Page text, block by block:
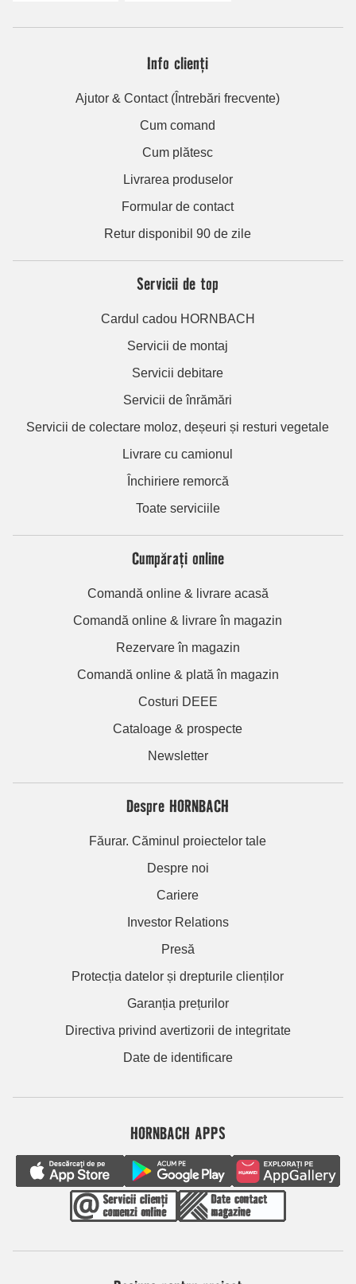
Info clienți
Ajutor & Contact (Întrebări frecvente)
Cum comand
Cum plătesc
Livrarea produselor
Formular de contact
Retur disponibil 90 de zile
Servicii de top
Cardul cadou HORNBACH
Servicii de montaj
Servicii debitare
Servicii de înrămări
Servicii de colectare moloz, deșeuri și resturi vegetale
Livrare cu camionul
Închiriere remorcă
Toate serviciile
Cumpărați online
Comandă online & livrare acasă
Comandă online & livrare în magazin
Rezervare în magazin
Comandă online & plată în magazin
Costuri DEEE
Cataloage & prospecte
Newsletter
Despre HORNBACH
Făurar. Căminul proiectelor tale
Despre noi
Cariere
Investor Relations
Presă
Protecția datelor și drepturile clienților
Garanția prețurilor
Directiva privind avertizorii de integritate
Date de identificare
HORNBACH APPS